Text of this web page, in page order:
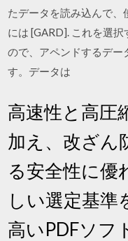
たデータを読み込んで、
には [GARD]. これを選
ので、アペンドするデー
す。データは
高速性と高圧
加え、改ざん
る安全性に優
しい選定基準
高いPDFソフ